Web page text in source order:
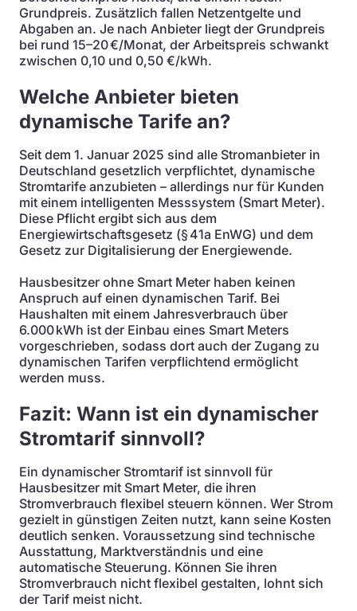
Grundpreis. Zusätzlich fallen Netzentgelte und
Abgaben an. Je nach Anbieter liegt der Grundpreis
bei rund 15–20 €/Monat, der Arbeitspreis schwankt
zwischen 0,10 und 0,50 €/kWh.
Welche Anbieter bieten
dynamische Tarife an?
Seit dem 1. Januar 2025 sind alle Stromanbieter in
Deutschland gesetzlich verpflichtet, dynamische
Stromtarife anzubieten – allerdings nur für Kunden
mit einem intelligenten Messsystem (Smart Meter).
Diese Pflicht ergibt sich aus dem
Energiewirtschaftsgesetz (§ 41a EnWG) und dem
Gesetz zur Digitalisierung der Energiewende.
Hausbesitzer ohne Smart Meter haben keinen
Anspruch auf einen dynamischen Tarif. Bei
Haushalten mit einem Jahresverbrauch über
6.000 kWh ist der Einbau eines Smart Meters
vorgeschrieben, sodass dort auch der Zugang zu
dynamischen Tarifen verpflichtend ermöglicht
werden muss.
Fazit: Wann ist ein dynamischer
Stromtarif sinnvoll?
Ein dynamischer Stromtarif ist sinnvoll für
Hausbesitzer mit Smart Meter, die ihren
Stromverbrauch flexibel steuern können. Wer Strom
gezielt in günstigen Zeiten nutzt, kann seine Kosten
deutlich senken. Voraussetzung sind technische
Ausstattung, Marktverständnis und eine
automatische Steuerung. Können Sie ihren
Stromverbrauch nicht flexibel gestalten, lohnt sich
der Tarif meist nicht.